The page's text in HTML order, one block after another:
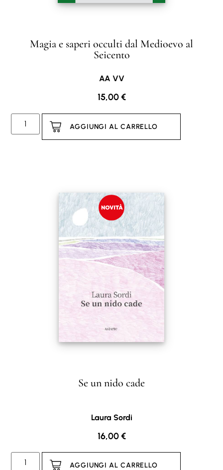
Magia e saperi occulti dal Medioevo al
Seicento
AA VV
15,00€
AGGIUNGI AL CARRELLO
Se un nido cade
Laura Sordi
16,00€
AGGIUNGI AL CARRELLO